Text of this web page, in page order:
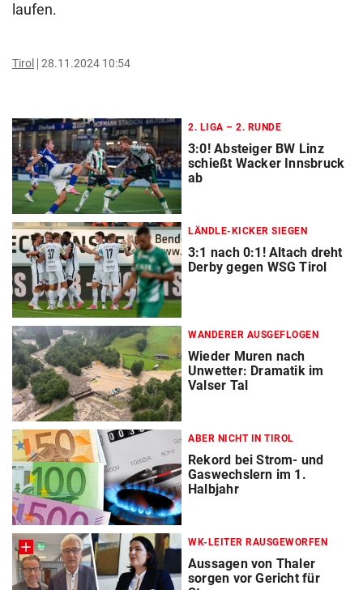
laufen.
Tirol 28.11.2024 10:54
2. LIGA – 2. RUNDE
3:0! Absteiger BW Linz
schießt Wacker Innsbruck
ab
LÄNDLE-KICKER SIEGEN
3:1 nach 0:1! Altach dreht
Derby gegen WSG Tirol
WANDERER AUSGEFLOGEN
Wieder Muren nach
Unwetter: Dramatik im
Valser Tal
ABER NICHT IN TIROL
Rekord bei Strom- und
Gaswechslern im 1.
Halbjahr
WK-LEITER RAUSGEWORFEN
Aussagen von Thaler
sorgen vor Gericht für